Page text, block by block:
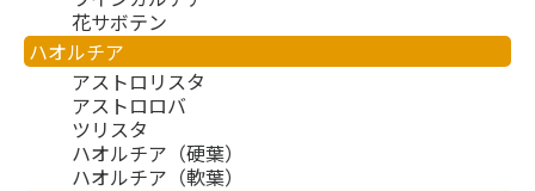
花サボテン
ハオルチア
アストロリスタ
アストロロバ
ツリスタ
ハオルチア（硬葉）
ハオルチア（軟葉）